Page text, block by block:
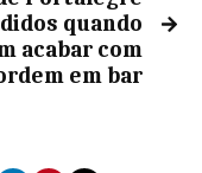
quando
acabar com
em bar